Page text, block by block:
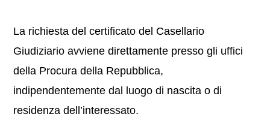
La richiesta del certificato del Casellario
Giudiziario avviene direttamente presso gli uffici
della Procura della Repubblica,
indipendentemente dal luogo di nascita o di
residenza dell’interessato.